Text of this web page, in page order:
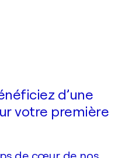
d’une
votre première